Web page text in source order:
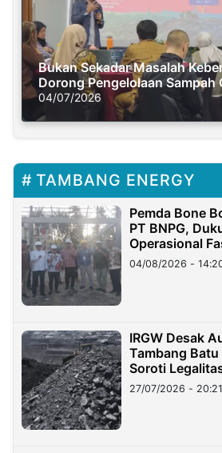
Bukan Sekadar Masalah
Dorong Pengelolaan Sampah
Solusi Krisis Iklim
04/07/2026
TAMBANG ENERGY
Pemda Bone
PT BNPG,
Operasional
04/08/2026 -
IRGW Desak
Tambang Batu
Soroti
Stockpile
27/07/2026 - 20:21